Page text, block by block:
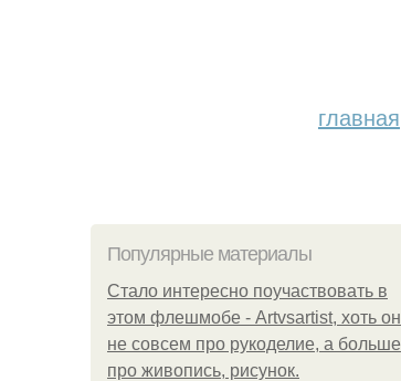
главная
Популярные материалы
Стало интересно поучаствовать в
этом флешмобе - Artvsartist, хоть он
не совсем про рукоделие, а больше
про живопись, рисунок.